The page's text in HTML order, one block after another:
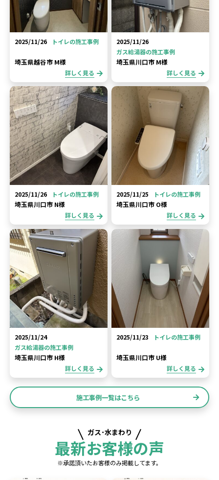
2025/11/26 トイレの施工事例
埼玉県越谷市 M様
詳しく見る
2025/11/26
ガス給湯器の施工事例
埼玉県川口市 M様
詳しく見る
2025/11/26 トイレの施工事例
埼玉県川口市 N様
詳しく見る
2025/11/25 トイレの施工事例
埼玉県川口市 O様
詳しく見る
2025/11/24
ガス給湯器の施工事例
埼玉県川口市 H様
詳しく見る
2025/11/23 トイレの施工事例
埼玉県川口市 U様
詳しく見る
施工事例一覧はこちら
ガス･水まわり
最新お客様の声
※承諾頂いたお客様のみ掲載してます。